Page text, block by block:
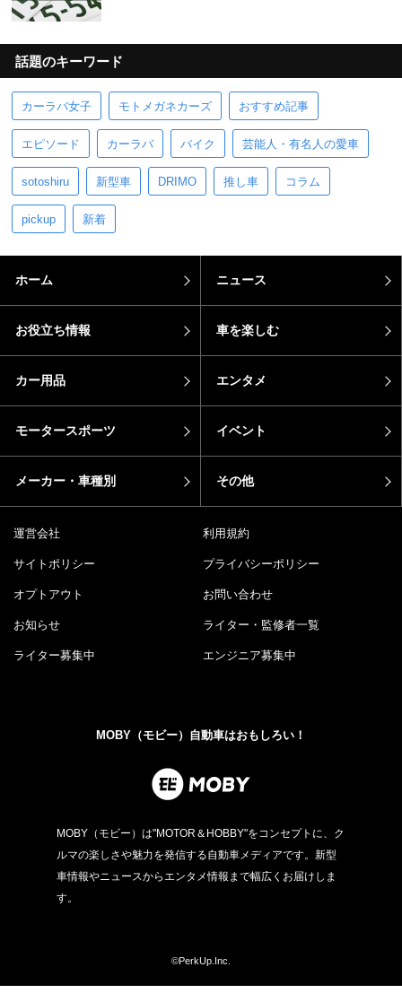
話題のキーワード
カーラバ女子 モトメガネカーズ おすすめ記事
エピソード カーラバ バイク 芸能人・有名人の愛車
sotoshiru 新型車 DRIMO 推し車 コラム
pickup 新着
ホーム ニュース
お役立ち情報 車を楽しむ
カー用品 エンタメ
モータースポーツ イベント
メーカー・車種別 その他
運営会社 利用規約
サイトポリシー プライバシーポリシー
オプトアウト お問い合わせ
お知らせ ライター・監修者一覧
ライター募集中 エンジニア募集中
MOBY（モビー）自動車はおもしろい！
MOBY（モビー）は"MOTOR＆HOBBY"をコンセプトに、ク
ルマの楽しさや魅力を発信する自動車メディアです。新型
車情報やニュースからエンタメ情報まで幅広くお届けしま
す。
©PerkUp.Inc.